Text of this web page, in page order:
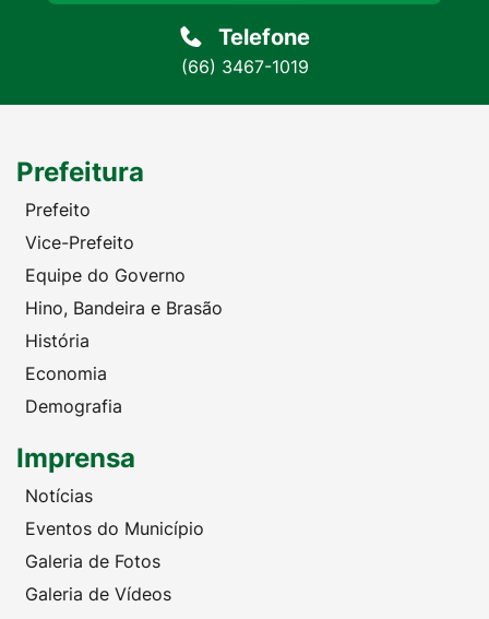
Telefone
(66) 3467-1019
Prefeitura
Prefeito
Vice-Prefeito
Equipe do Governo
Hino, Bandeira e Brasão
História
Economia
Demografia
Imprensa
Notícias
Eventos do Município
Galeria de Fotos
Galeria de Vídeos